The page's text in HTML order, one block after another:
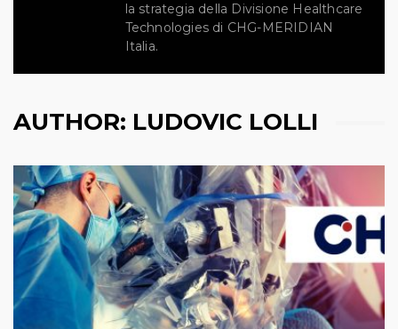
la strategia della Divisione Healthcare
Technologies di CHG-MERIDIAN
Italia.
AUTHOR: LUDOVIC LOLLI